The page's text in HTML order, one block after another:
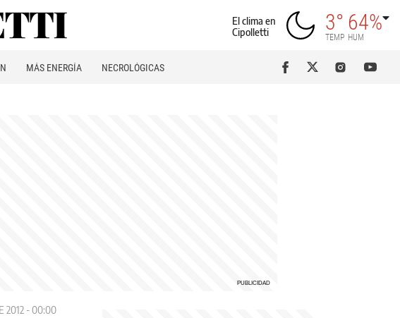
El clima en
Cipolletti
3°
TEMP
64%
HUM
MÁS ENERGÍA NECROLÓGICAS
2012 - 00:00